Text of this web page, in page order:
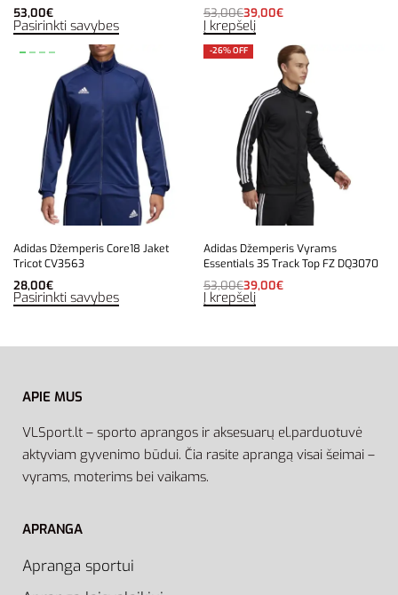
53,00€
Pasirinkti savybes
53,00€39,00€
Į krepšelį
Adidas Džemperis Core18 Jaket
Tricot CV3563
28,00€
Pasirinkti savybes
-26% OFF
Adidas Džemperis Vyrams
Essentials 3S Track Top FZ DQ3070
53,00€39,00€
Į krepšelį
APIE MUS
VLSport.lt – sporto aprangos ir aksesuarų el.parduotuvė
aktyviam gyvenimo būdui. Čia rasite aprangą visai šeimai –
vyrams, moterims bei vaikams.
APRANGA
Apranga sportui